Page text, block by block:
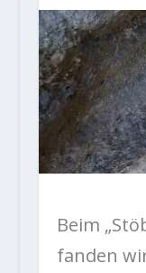
Beim
fanden